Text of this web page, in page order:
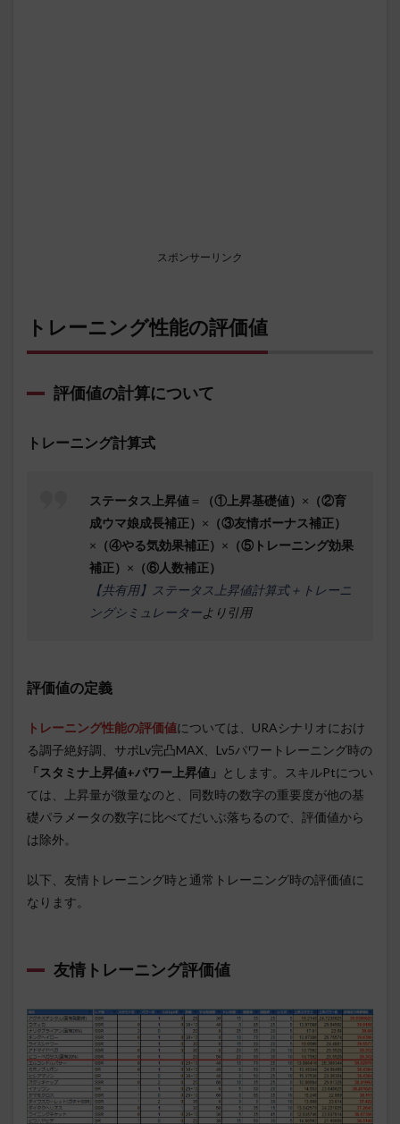
スポンサーリンク
トレーニング性能の評価値
評価値の計算について
トレーニング計算式
ステータス上昇値＝ （①上昇基礎値） × （②育
成ウマ娘成長補正） × （③友情ボーナス補正）
× （④やる気効果補正） × （⑤トレーニング効果
補正） × （⑥人数補正）
【共有用】ステータス上昇値計算式＋トレーニ
ングシミュレーターより引用
評価値の定義
トレーニング性能の評価値については、URAシナリオにおけ
る調子絶好調、サポLv完凸MAX、Lv5パワートレーニング時の
「スタミナ上昇値+パワー上昇値」 とします。スキルPtについ
ては、上昇量が微量なのと、同数時の数字の重要度が他の基
礎パラメータの数字に比べてだいぶ落ちるので、評価値から
は除外。
以下、友情トレーニング時と通常トレーニング時の評価値に
なります。
友情トレーニング評価値